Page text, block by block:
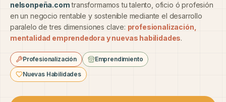
nelsonpeña.comtransformamos tu talento, oficio ó profesión
en un negocio rentable y sostenible mediante el desarrollo
paralelo de tres dimensiones clave: profesionalización,
mentalidad emprendedora y nuevas habilidades.
Profesionalización
Emprendimiento
Nuevas Habilidades